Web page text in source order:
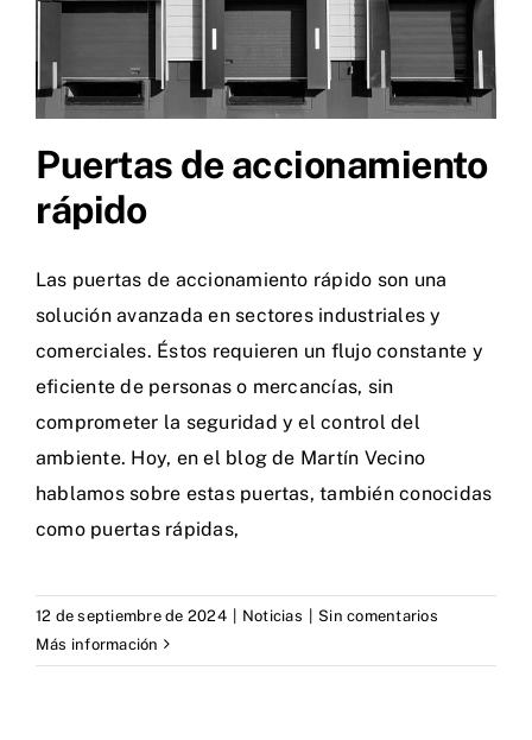
Puertas de accionamiento
rápido
Las puertas de accionamiento rápido son una
solución avanzada en sectores industriales y
comerciales. Éstos requieren un flujo constante y
eficiente de personas o mercancías, sin
comprometer la seguridad y el control del
ambiente. Hoy, en el blog de Martín Vecino
hablamos sobre estas puertas, también conocidas
como puertas rápidas,
12 de septiembre de 2024 Noticias
Sin comentarios
Más información